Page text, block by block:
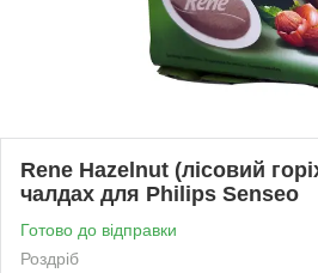
Rene Hazelnut (лісовий
чалдах для Philips Senseo
Готово до відправки
Роздріб